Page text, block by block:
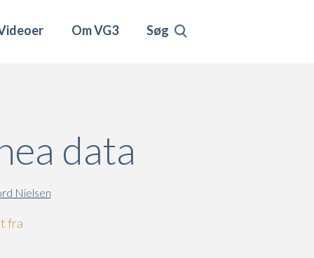
Om VG3 Søg
data
Nielsen
fra